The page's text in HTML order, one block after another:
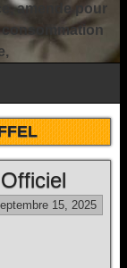
amende pour
15, 2025